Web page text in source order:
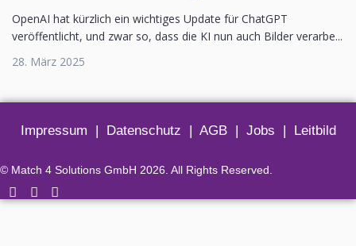
OpenAI hat kürzlich ein wichtiges Update für ChatGPT
veröffentlicht, und zwar so, dass die KI nun auch Bilder verarbe...
28. März 2025
Impressum | Datenschutz | AGB| Jobs | Leitbild
© Match 4 Solutions GmbH 2026. All Rights Reserved.